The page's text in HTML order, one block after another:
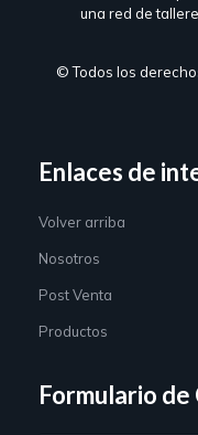
una red de
© Todos los
Enlaces de
Volver arriba
Nosotros
Post Venta
Productos
Formulario